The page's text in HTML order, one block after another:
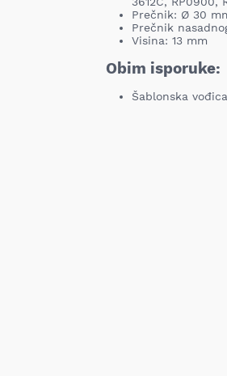
Prečnik: Ø 30
Prečnik
Visina: 13 mm
Obim isporuke:
Šablonska vođica